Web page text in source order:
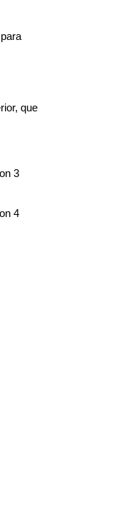
que
3
4